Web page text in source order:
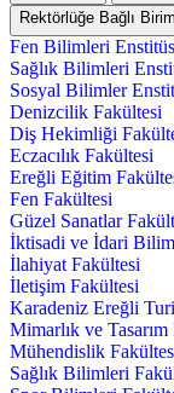
Rektörlüğe Bağlı
Fen Bilimleri
Sağlık Bilimleri
Sosyal Bilimler
Denizcilik Fakültesi
Diş Hekimliği
Eczacılık Fakültesi
Ereğli Eğitim
Fen Fakültesi
Güzel Sanatlar
İktisadi ve İdari
İlahiyat Fakültesi
İletişim Fakültesi
Karadeniz Ereğli
Mimarlık ve
Mühendislik
Sağlık Bilimleri